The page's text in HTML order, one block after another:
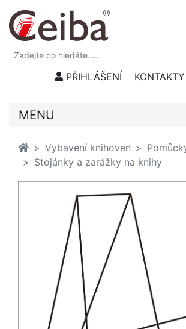
PŘIHLÁŠENÍ KONTAKTY
MENU
Vybavení knihoven
Stojánky a zarážky na knihy